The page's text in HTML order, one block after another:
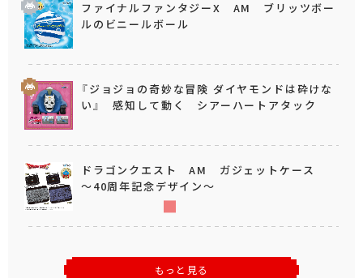
ファイナルファンタジーX AM ブリッツボー
ルのビニールボール
『ジョジョの奇妙な冒険 ダイヤモンドは砕けな
い』 感知して動く シアーハートアタック
ドラゴンクエスト AM ガジェットケース
～40周年記念デザイン～
もっと見る